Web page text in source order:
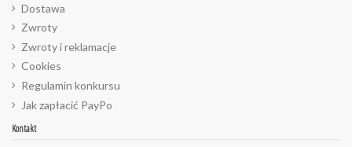
Dostawa
Zwroty
Zwroty i reklamacje
Cookies
Regulamin konkursu
Jak zapłacić PayPo
Kontakt